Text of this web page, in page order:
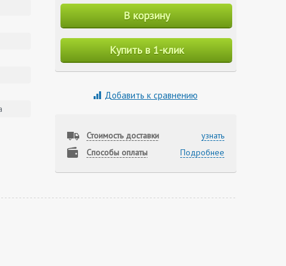
В корзину
Купить в 1-клик
Добавить к сравнению
Стоимость доставки
узнать
Способы оплаты
Подробнее